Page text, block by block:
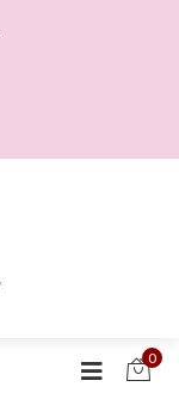
0